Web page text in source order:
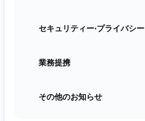
セキュリティー⋅プライバシー
業務提携
その他のお知らせ